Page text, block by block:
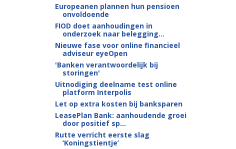
Europeanen plannen hun pensioen
onvoldoende
FIOD doet aanhoudingen in
onderzoek naar belegging...
Nieuwe fase voor online financieel
adviseur eyeOpen
'Banken verantwoordelijk bij
storingen'
Uitnodiging deelname test online
platform Interpolis
Let op extra kosten bij banksparen
LeasePlan Bank: aanhoudende groei
door positief sp...
Rutte verricht eerste slag
‘Koningstientje’